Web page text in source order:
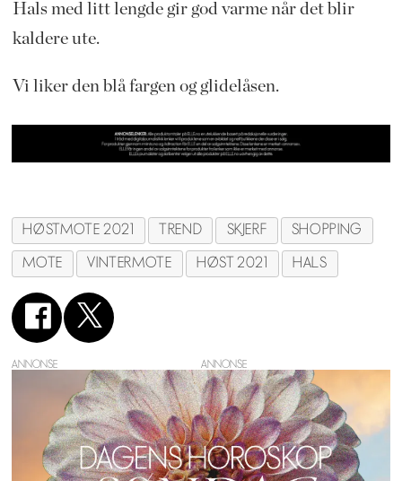
Hals med litt lengde gir god varme når det blir
kaldere ute.
Vi liker den blå fargen og glidelåsen.
HØSTMOTE 2021 TREND SKJERF
SHOPPING
MOTE
VINTERMOTE HØST 2021 HALS
ANNONSE